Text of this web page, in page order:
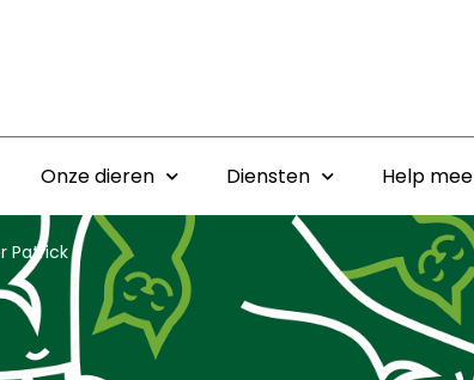
Onze dieren Diensten Help mee
Patrick